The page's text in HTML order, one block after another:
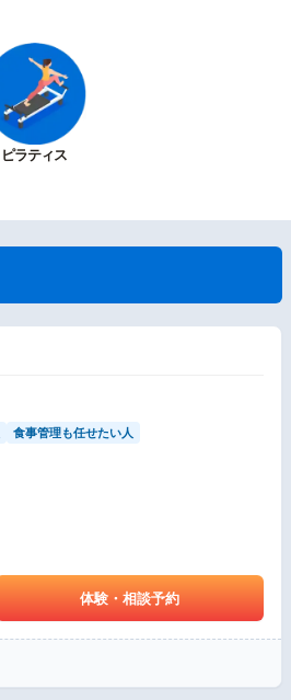
ピラティス
食事管理も任せたい人
体験・相談予約